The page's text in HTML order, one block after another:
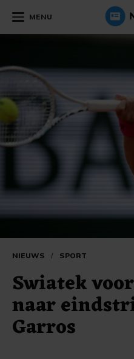
MENU
NIEUWS / SPORT
Swiatek
naar
Garros